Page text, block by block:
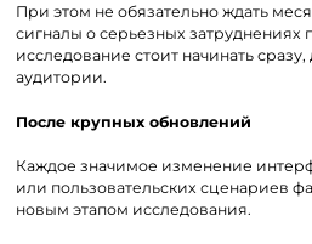
При этом не обязательно ждать
сигналы о серьезных затруднениях
исследование стоит начинать
аудитории.
После крупных обновлений
Каждое значимое изменение
или пользовательских сценариев
новым этапом исследования.